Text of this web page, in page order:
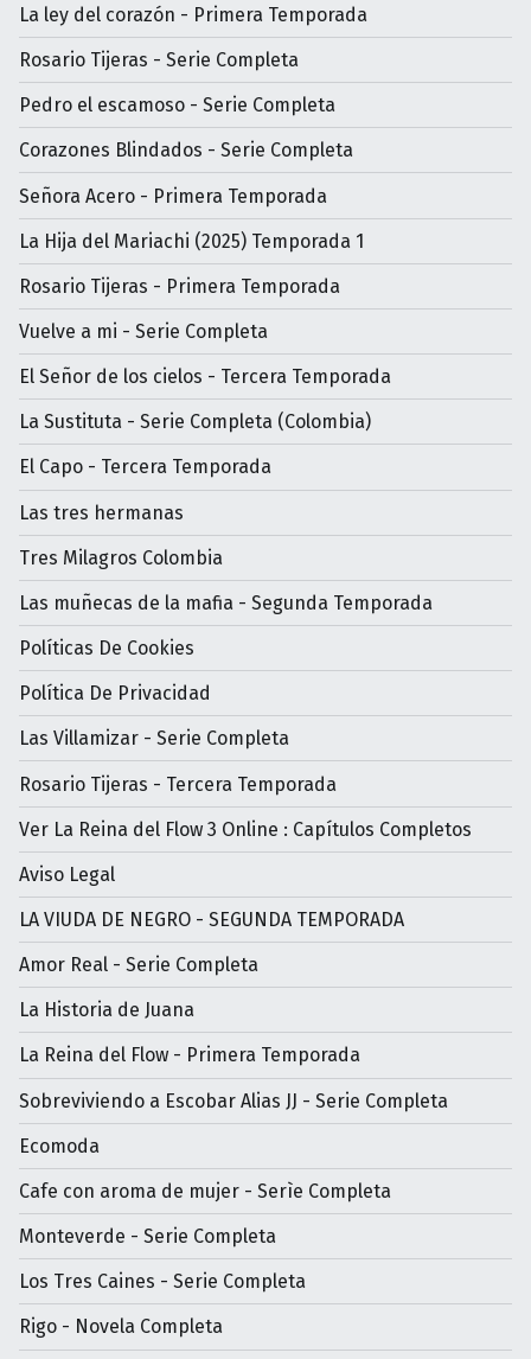
La ley del corazón - Primera Temporada
Rosario Tijeras - Serie Completa
Pedro el escamoso - Serie Completa
Corazones Blindados - Serie Completa
Señora Acero - Primera Temporada
La Hija del Mariachi (2025) Temporada 1
Rosario Tijeras - Primera Temporada
Vuelve a mi - Serie Completa
El Señor de los cielos - Tercera Temporada
La Sustituta - Serie Completa (Colombia)
El Capo - Tercera Temporada
Las tres hermanas
Tres Milagros Colombia
Las muñecas de la mafia - Segunda Temporada
Políticas De Cookies
Política De Privacidad
Las Villamizar - Serie Completa
Rosario Tijeras - Tercera Temporada
Ver La Reina del Flow 3 Online : Capítulos Completos
Aviso Legal
LA VIUDA DE NEGRO - SEGUNDA TEMPORADA
Amor Real - Serie Completa
La Historia de Juana
La Reina del Flow - Primera Temporada
Sobreviviendo a Escobar Alias JJ - Serie Completa
Ecomoda
Cafe con aroma de mujer - Serìe Completa
Monteverde - Serie Completa
Los Tres Caines - Serie Completa
Rigo - Novela Completa